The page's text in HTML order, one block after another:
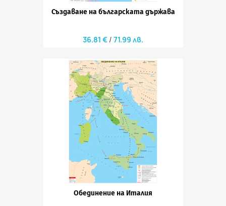
Създаване на българската държава
36.81 € 71.99 лв.
Обединение на Италия